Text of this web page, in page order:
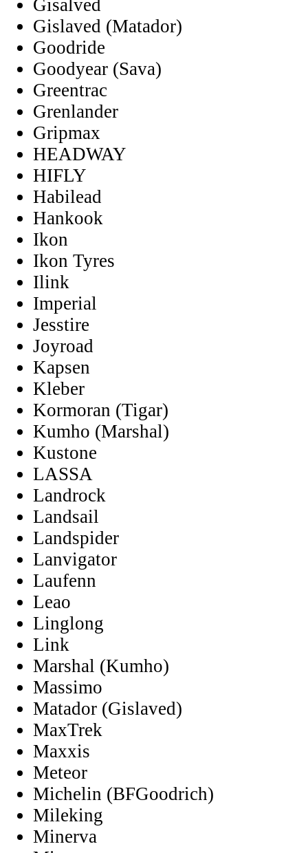
Gisalved
Gislaved (Matador)
Goodride
Goodyear (Sava)
Greentrac
Grenlander
Gripmax
HEADWAY
HIFLY
Habilead
Hankook
Ikon
Ikon Tyres
Ilink
Imperial
Jesstire
Joyroad
Kapsen
Kleber
Kormoran (Tigar)
Kumho (Marshal)
Kustone
LASSA
Landrock
Landsail
Landspider
Lanvigator
Laufenn
Leao
Linglong
Link
Marshal (Kumho)
Massimo
Matador (Gislaved)
MaxTrek
Maxxis
Meteor
Michelin (BFGoodrich)
Mileking
Minerva